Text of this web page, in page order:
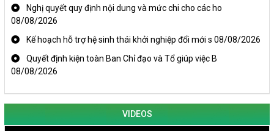
Nghị quyết quy định nội dung và mức chi cho các ho
08/08/2026
Kế hoạch hỗ trợ hệ sinh thái khởi nghiệp đổi mới s 08/08/2026
Quyết định kiện toàn Ban Chỉ đạo và Tổ giúp việc B
08/08/2026
VIDEOS